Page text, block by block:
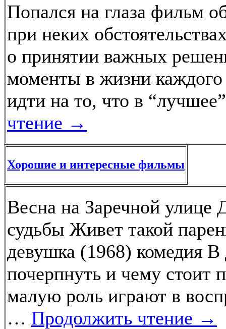
Попался на глаза фильм
при неких
о принятии важных
моменты в жизни каждого
идти на то, что в
чтение →
Хорошие и интересные фильмы
Весна на Заречной улице
судьбы Живет такой
девушка (1968) комедия
почерпнуть и чему стоит
малую роль играют в
… Продолжить чтение →